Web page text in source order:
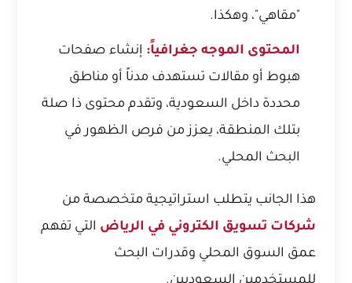
"مقاهي"، وهكذا.
المحتوى الموجه جغرافياً: إنشاء صفحات
هبوط أو مقالات تستهدف مدناً أو مناطق
محددة داخل السعودية، وتقدم محتوى ذا صلة
بتلك المنطقة، يعزز من فرص الظهور في
البحث المحلي.
هذا الجانب يتطلب استراتيجية متخصصة من
شركات تسويق الكتروني في الرياض التي تفهم
عمق السوق المحلي وقدرات البحث